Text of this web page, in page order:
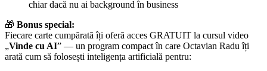
chiar dacă nu ai background în business
🎁 Bonus special:
Fiecare carte cumpărată îți oferă acces GRATUIT la cursul video
„Vinde cu AI” — un program compact în care Octavian Radu îți
arată cum să folosești inteligența artificială pentru: